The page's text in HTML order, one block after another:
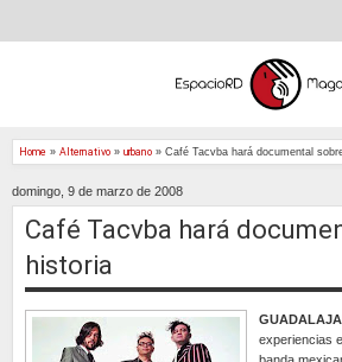
Home » Alternativo » urbano » Café Tacvba hará documental
domingo, 9 de marzo de 2008
Café Tacvba hará
historia
experiencias